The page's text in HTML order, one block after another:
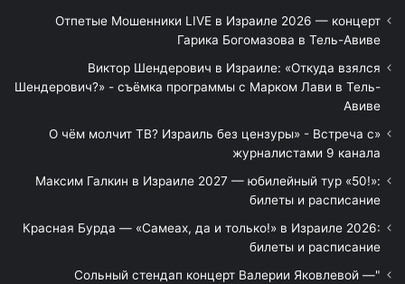
Отпетые Мошенники LIVE в Израиле 2026 — концерт
Гарика Богомазова в Тель-Авиве
Виктор Шендерович в Израиле: «Откуда взялся
Шендерович?» - съёмка программы с Марком Лави в Тель-
Авиве
«О чём молчит ТВ? Израиль без цензуры» - Встреча с
журналистами 9 канала
Максим Галкин в Израиле 2027 — юбилейный тур «50!»:
билеты и расписание
Красная Бурда — «Самеах, да и только!» в Израиле 2026:
билеты и расписание
"Сольный стендап концерт Валерии Яковлевой —